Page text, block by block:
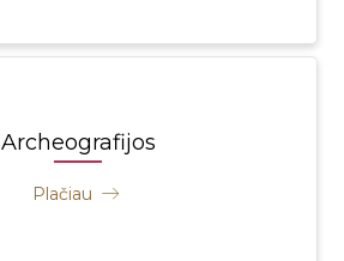
Archeografijos
Plačiau